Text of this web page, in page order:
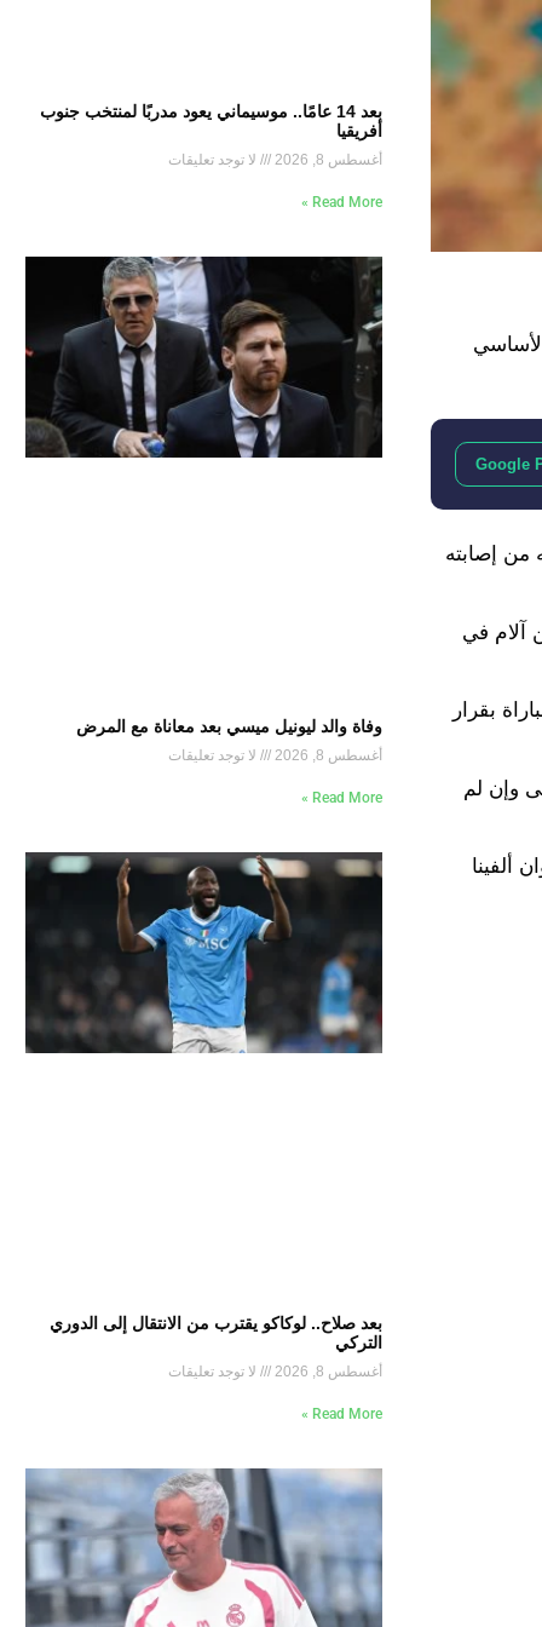
من 5 لاعبين من القوام الأساسي
Google
من إصابته
آلام في
بقرار
وإن لم
ألفينا
بعد 14 عامًا.. موسيماني يعود مدربًا لمنتخب جنوب
أفريقيا
أغسطس 8, 2026 لا توجد تعليقات
Read More »
وفاة والد ليونيل ميسي بعد معاناة مع المرض
أغسطس 8, 2026 لا توجد تعليقات
Read More »
بعد صلاح.. لوكاكو يقترب من الانتقال إلى الدوري
التركي
أغسطس 8, 2026 لا توجد تعليقات
Read More »